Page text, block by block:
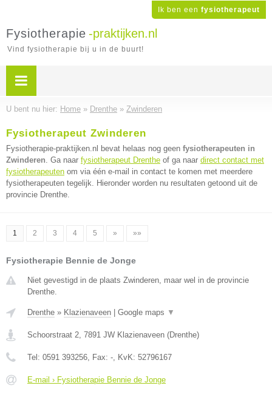
Ik ben een fysiotherapeut
Fysiotherapie -praktijken.nl
Vind fysiotherapie bij u in de buurt!
U bent nu hier: Home » Drenthe » Zwinderen
Fysiotherapeut Zwinderen
Fysiotherapie-praktijken.nl bevat helaas nog geen fysiotherapeuten in
Zwinderen. Ga naar fysiotherapeut Drenthe of ga naar direct contact met
fysiotherapeuten om via één e-mail in contact te komen met meerdere
fysiotherapeuten tegelijk. Hieronder worden nu resultaten getoond uit de
provincie Drenthe.
1 2 3 4 5 » »»
Fysiotherapie Bennie de Jonge
Niet gevestigd in de plaats Zwinderen, maar wel in de provincie
Drenthe.
Drenthe » Klazienaveen Google maps ▼
Schoorstraat 2, 7891 JW Klazienaveen (Drenthe)
Tel: 0591 393256, Fax: -, KvK: 52796167
E-mail › Fysiotherapie Bennie de Jonge